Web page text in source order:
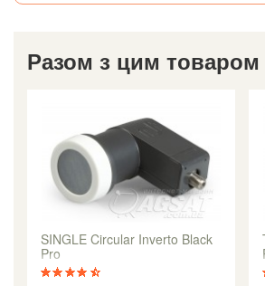
Разом з цим товаром
SINGLE Circular Inverto Black
Pro